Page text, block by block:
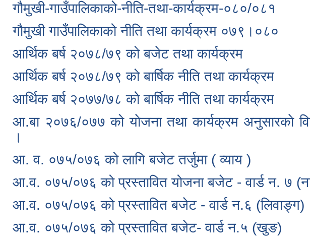
गौमुखी-गाउँपालिकाको-नीति-तथा-कार्यक्रम-०८०/०८१
गौमुखी गाउँपालिकाको नीति तथा कार्यक्रम ०७९।०८०
आर्थिक बर्ष २०७८/७९ को बजेट तथा कार्यक्रम
आर्थिक बर्ष २०७८/७९ को बार्षिक नीति तथा कार्यक्रम
आर्थिक बर्ष २०७७/७८ को बार्षिक नीति तथा कार्यक्रम
आ.बा २०७६/०७७ को याेजना तथा कार्यक्रम अनुसारकाे
।
आ. व. ०७५/०७६ को लागि बजेट तर्जुमा ( व्याय )
आ.व. ०७५/०७६ को प्रस्तावित योजना बजेट - वार्ड न. ७
आ.व. ०७५/०७६ को प्रस्तावित बजेट - वार्ड न.६ (लिवाङ्ग)
आ.व. ०७५/०७६ को प्रस्तावित बजेट- वार्ड न.५ (खुङ)